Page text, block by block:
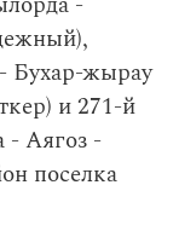
Бухар-жырау
и 271-й
- Аягоз -
поселка